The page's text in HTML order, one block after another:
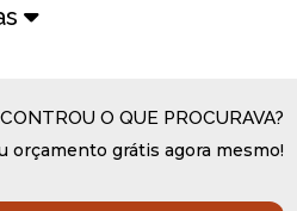
O QUE PROCURAVA?
orçamento grátis agora mesmo!